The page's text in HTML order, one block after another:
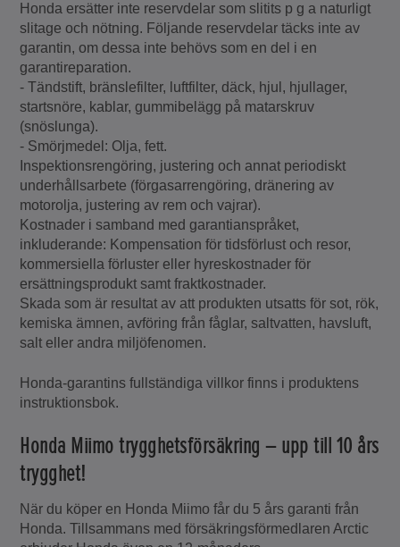
Honda ersätter inte reservdelar som slitits p g a naturligt
slitage och nötning. Följande reservdelar täcks inte av
garantin, om dessa inte behövs som en del i en
garantireparation.
- Tändstift, bränslefilter, luftfilter, däck, hjul, hjullager,
startsnöre, kablar, gummibelägg på matarskruv
(snöslunga).
- Smörjmedel: Olja, fett.
Inspektionsrengöring, justering och annat periodiskt
underhållsarbete (förgasarrengöring, dränering av
motorolja, justering av rem och vajrar).
Kostnader i samband med garantianspråket,
inkluderande: Kompensation för tidsförlust och resor,
kommersiella förluster eller hyreskostnader för
ersättningsprodukt samt fraktkostnader.
Skada som är resultat av att produkten utsatts för sot, rök,
kemiska ämnen, avföring från fåglar, saltvatten, havsluft,
salt eller andra miljöfenomen.
Honda-garantins fullständiga villkor finns i produktens
instruktionsbok.
Honda Miimo trygghetsförsäkring – upp till 10 års
trygghet!
När du köper en Honda Miimo får du 5 års garanti från
Honda. Tillsammans med försäkringsförmedlaren Arctic